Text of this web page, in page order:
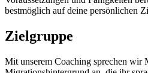
bestmöglich auf deine persönlichen
Zielgruppe
Mit unserem Coaching sprechen wir